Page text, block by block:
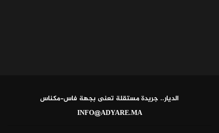
الديار.. جريدة مستقلة تعنى بجهة فاس-مكناس
INFO@ADYARE.MA